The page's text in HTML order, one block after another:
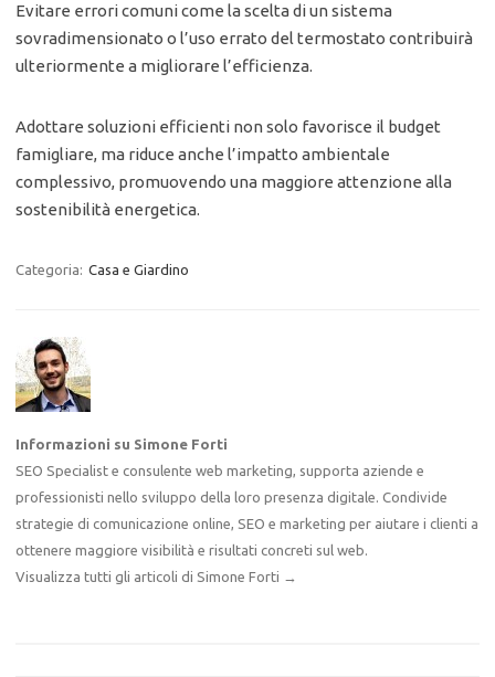
Evitare errori comuni come la scelta di un sistema
sovradimensionato o l’uso errato del termostato contribuirà
ulteriormente a migliorare l’efficienza.
Adottare soluzioni efficienti non solo favorisce il budget
famigliare, ma riduce anche l’impatto ambientale
complessivo, promuovendo una maggiore attenzione alla
sostenibilità energetica.
Categoria: Casa e Giardino
Informazioni su Simone Forti
SEO Specialist e consulente web marketing, supporta aziende e
professionisti nello sviluppo della loro presenza digitale. Condivide
strategie di comunicazione online, SEO e marketing per aiutare i clienti a
ottenere maggiore visibilità e risultati concreti sul web.
Visualizza tutti gli articoli di Simone Forti →